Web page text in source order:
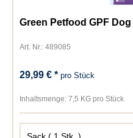
Green Petfood GPF
Art. Nr.: 489085
29,99 € *pro Stück
Inhaltsmenge: 7,5 KG pro Stück